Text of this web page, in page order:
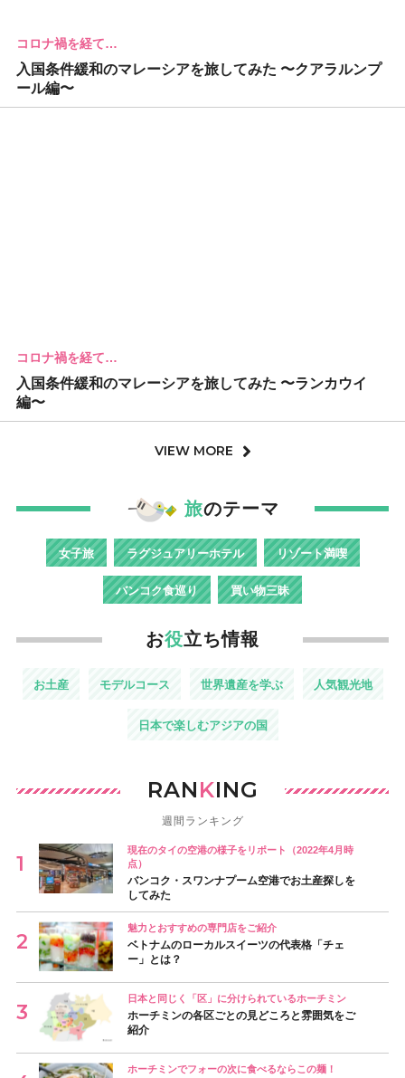
コロナ禍を経て…
入国条件緩和のマレーシアを旅してみた 〜クアラルンプ
ール編〜
コロナ禍を経て…
入国条件緩和のマレーシアを旅してみた 〜ランカウイ
編〜
VIEW MORE
旅のテーマ
女子旅 ラグジュアリーホテル リゾート満喫
バンコク食巡り 買い物三昧
お役立ち情報
お土産 モデルコース 世界遺産を学ぶ 人気観光地
日本で楽しむアジアの国
RANKING
週間ランキング
現在のタイの空港の様子をリポート（2022年4月時
点）
バンコク・スワンナプーム空港でお土産探しを
してみた
魅力とおすすめの専門店をご紹介
ベトナムのローカルスイーツの代表格「チェ
ー」とは？
日本と同じく「区」に分けられているホーチミン
ホーチミンの各区ごとの見どころと雰囲気をご
紹介
ホーチミンでフォーの次に食べるならこの麺！